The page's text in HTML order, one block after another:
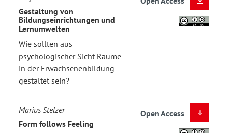
Gestaltung von
Bildungseinrichtungen und
Lernumwelten
Wie sollten aus
psychologischer Sicht Räume
in der Erwachsenenbildung
gestaltet sein?
Marius Stelzer
Form follows Feeling
Open Access